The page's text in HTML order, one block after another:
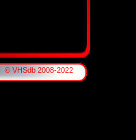
© VHSdb 2008-2022